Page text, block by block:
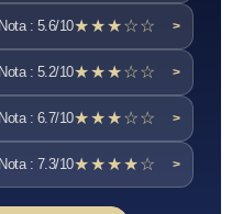
Nota : 5.6/10★★★☆☆ >
Nota : 5.2/10★★★☆☆ >
Nota : 6.7/10★★★☆☆ >
Nota : 7.3/10★★★★☆ >